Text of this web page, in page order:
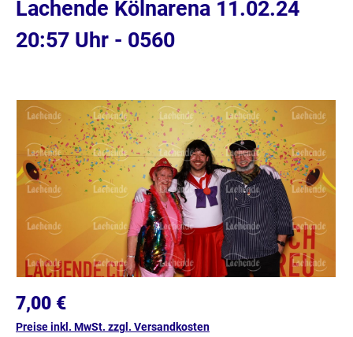
Lachende Kölnarena 11.02.24
20:57 Uhr - 0560
Bildergalerie überspringen
7,00 €
Preise inkl. MwSt. zzgl. Versandkosten